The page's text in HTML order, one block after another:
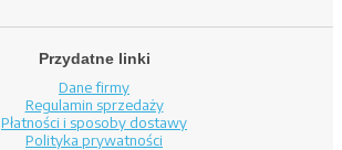
Przydatne linki
Dane firmy
Regulamin sprzedaży
Płatności i sposoby dostawy
Polityka prywatności